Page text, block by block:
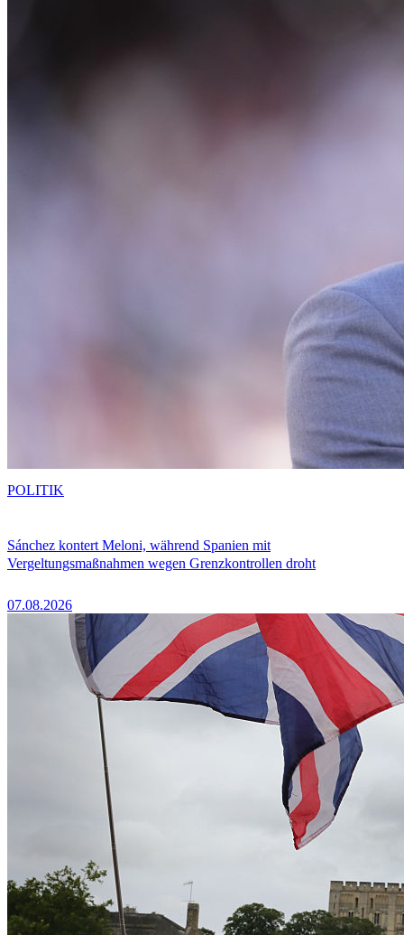
Sánchez kontert Meloni, während Spanien mit
Vergeltungsmaßnahmen wegen Grenzkontrollen droht
07.08.2026
POLITIK